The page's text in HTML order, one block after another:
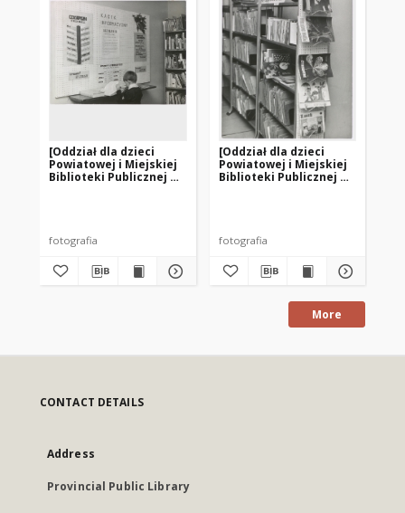
[Oddział dla dzieci
Powiatowej i Miejskiej
Biblioteki Publicznej w
fotografia
[Oddział dla dzieci
Powiatowej i Miejskiej
Biblioteki Publicznej w
fotografia
More
CONTACT DETAILS
Address
Provincial Public Library